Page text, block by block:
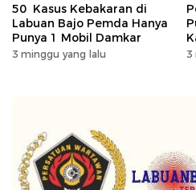
50 Kasus Kebakaran di
Labuan Bajo Pemda Hanya
Punya 1 Mobil Damkar
3 minggu yang lalu 3